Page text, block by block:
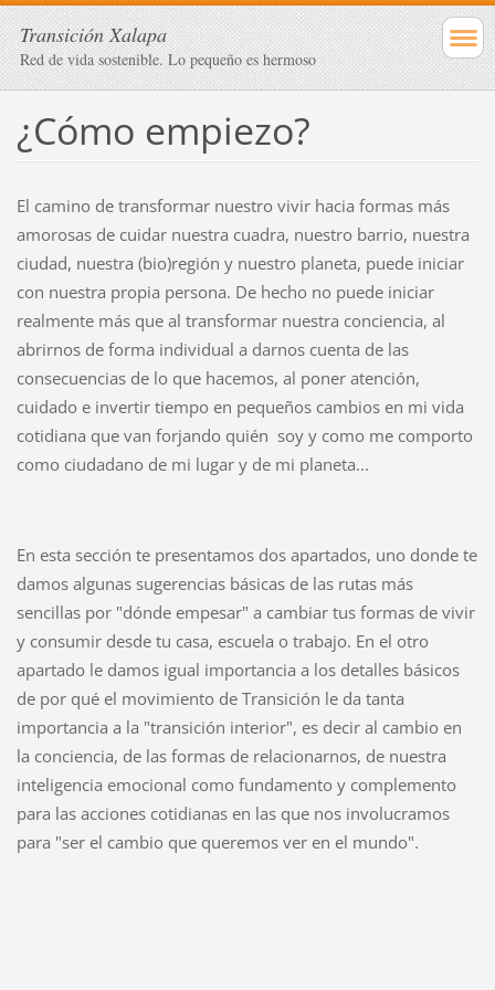
Transición Xalapa
Red de vida sostenible. Lo pequeño es hermoso
¿Cómo empiezo?
El camino de transformar nuestro vivir hacia formas más
amorosas de cuidar nuestra cuadra, nuestro barrio, nuestra
ciudad, nuestra (bio)región y nuestro planeta, puede iniciar
con nuestra propia persona. De hecho no puede iniciar
realmente más que al transformar nuestra conciencia, al
abrirnos de forma individual a darnos cuenta de las
consecuencias de lo que hacemos, al poner atención,
cuidado e invertir tiempo en pequeños cambios en mi vida
cotidiana que van forjando quién soy y como me comporto
como ciudadano de mi lugar y de mi planeta...
En esta sección te presentamos dos apartados, uno donde te
damos algunas sugerencias básicas de las rutas más
sencillas por "dónde empesar" a cambiar tus formas de vivir
y consumir desde tu casa, escuela o trabajo. En el otro
apartado le damos igual importancia a los detalles básicos
de por qué el movimiento de Transición le da tanta
importancia a la "transición interior", es decir al cambio en
la conciencia, de las formas de relacionarnos, de nuestra
inteligencia emocional como fundamento y complemento
para las acciones cotidianas en las que nos involucramos
para "ser el cambio que queremos ver en el mundo".